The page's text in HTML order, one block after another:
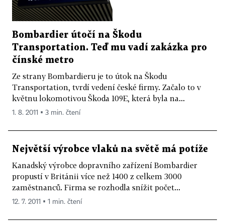
Bombardier útočí na Škodu
Transportation. Teď mu vadí zakázka pro
čínské metro
Ze strany Bombardieru je to útok na Škodu
Transportation, tvrdí vedení české firmy. Začalo to v
květnu lokomotivou Škoda 109E, která byla na...
1. 8. 2011 ▪ 3 min. čtení
Největší výrobce vlaků na světě má potíže
Kanadský výrobce dopravního zařízení Bombardier
propustí v Británii více než 1400 z celkem 3000
zaměstnanců. Firma se rozhodla snížit počet...
12. 7. 2011 ▪ 1 min. čtení